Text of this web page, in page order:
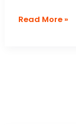
Refill
Read More »